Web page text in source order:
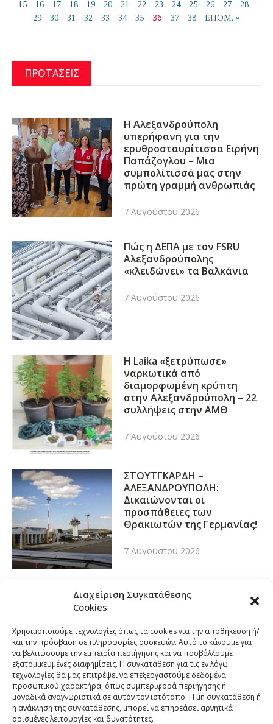
Διαχείριση Συγκατάθεσης
Cookies
Χρησιμοποιούμε τεχνολογίες όπως τα cookies για την αποθήκευση ή/
και την πρόσβαση σε πληροφορίες συσκευών. Αυτό το κάνουμε για
να βελτιώσουμε την εμπειρία περιήγησης και να προβάλλουμε
εξατομικευμένες διαφημίσεις. Η συγκατάθεση για τις εν λόγω
τεχνολογίες θα μας επιτρέψει να επεξεργαστούμε δεδομένα
προσωπικού χαρακτήρα, όπως συμπεριφορά περιήγησης ή
μοναδικά αναγνωριστικά σε αυτόν τον ιστότοπο. Η μη συγκατάθεση ή
η ανάκληση της συγκατάθεσης, μπορεί να επηρεάσει αρνητικά
ορισμένες λειτουργίες και δυνατότητες.
15
16 17 18 19 20 21 22 23 24 25 26 27
28
29
30 31 32 33 34 35 36 37 38 ΕΠΟΜ. »
ΠΡΟΤΑΣΕΙΣ
Η Αλεξανδρούπολη
υπερήφανη για την
ερυθροσταυρίτισσα Ειρήνη
Παπάζογλου – Μια
συμπολίτισσά μας στην
πρώτη γραμμή ανθρωπιάς
7 Αυγούστου 2026
Πώς η ΔΕΠΑ με τον FSRU
Αλεξανδρούπολης
«κλειδώνει» τα Βαλκάνια
7 Αυγούστου 2026
Η Laika «ξετρύπωσε»
ναρκωτικά από
διαμορφωμένη κρύπτη
στην Αλεξανδρούπολη – 22
συλλήψεις στην ΑΜΘ
7 Αυγούστου 2026
ΣΤΟΥΤΓΚΑΡΔΗ –
ΑΛΕΞΑΝΔΡΟΥΠΟΛΗ:
Δικαιώνονται οι
προσπάθειες των
Θρακιωτών της Γερμανίας!
7 Αυγούστου 2026